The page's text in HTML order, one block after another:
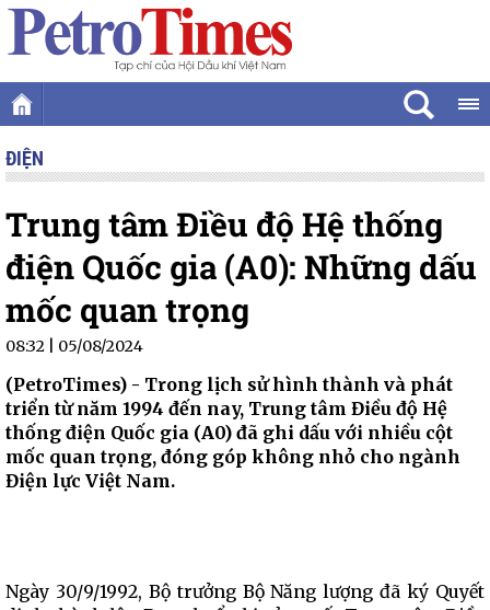
ĐIỆN
Trung tâm Điều độ Hệ thống
điện Quốc gia (A0): Những dấu
mốc quan trọng
08:32 | 05/08/2024
(PetroTimes) - Trong lịch sử hình thành và phát
triển từ năm 1994 đến nay, Trung tâm Điều độ Hệ
thống điện Quốc gia (A0) đã ghi dấu với nhiều cột
mốc quan trọng, đóng góp không nhỏ cho ngành
Điện lực Việt Nam.
Ngày 30/9/1992, Bộ trưởng Bộ Năng lượng đã ký Quyết